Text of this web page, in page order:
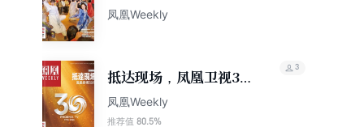
擎 香港凤凰
凤凰Weekly
抵达现场，凤凰卫视30
年 香港凤凰周刊2026
年第9期
凤凰Weekly
推荐值 80.5%
3